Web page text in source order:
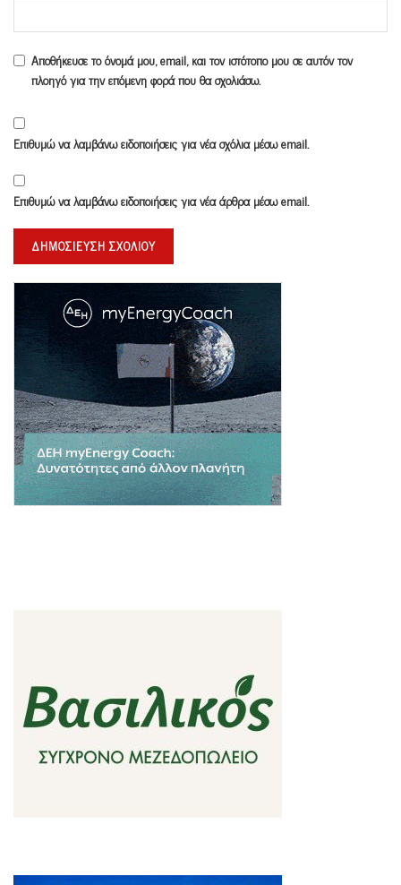
Αποθήκευσε το όνομά μου, email, και τον ιστότοπο μου σε αυτόν τον
πλοηγό για την επόμενη φορά που θα σχολιάσω.
Επιθυμώ να λαμβάνω ειδοποιήσεις για νέα σχόλια μέσω email.
Επιθυμώ να λαμβάνω ειδοποιήσεις για νέα άρθρα μέσω email.